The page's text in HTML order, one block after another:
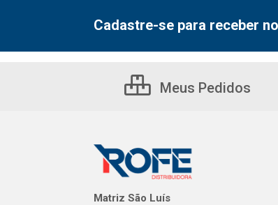
Cadastre-se para receber
Meus Pedidos
Matriz São Luís